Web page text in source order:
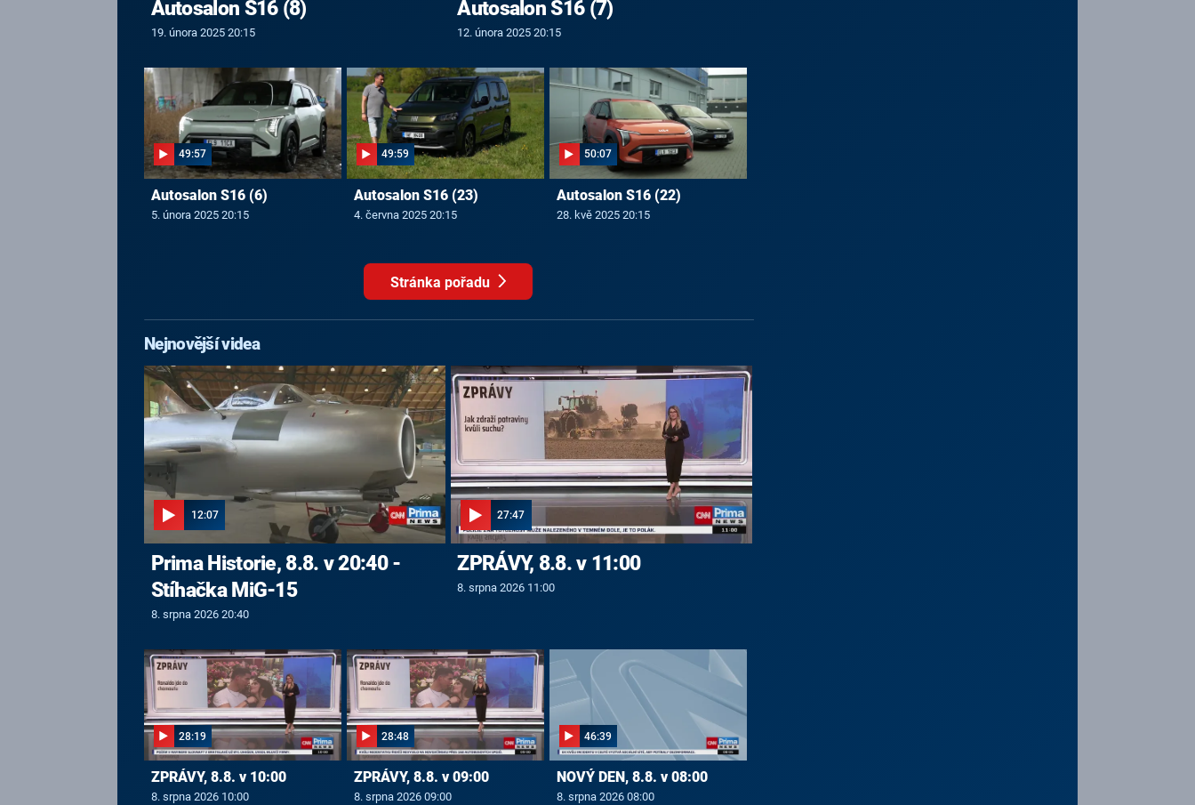
Autosalon S16 (8)
19. února 2025 20:15
Autosalon S16 (7)
12. února 2025 20:15
49:57
Autosalon S16 (6)
5. února 2025 20:15
49:59
Autosalon S16 (23)
4. června 2025 20:15
50:07
Autosalon S16 (22)
28. kvě 2025 20:15
Stránka pořadu
Nejnovější videa
12:07
Prima Historie, 8.8. v 20:40 -
Stíhačka MiG-15
8. srpna 2026 20:40
27:47
ZPRÁVY, 8.8. v 11:00
8. srpna 2026 11:00
28:19
ZPRÁVY, 8.8. v 10:00
8. srpna 2026 10:00
28:48
ZPRÁVY, 8.8. v 09:00
8. srpna 2026 09:00
46:39
NOVÝ DEN, 8.8. v 08:00
8. srpna 2026 08:00